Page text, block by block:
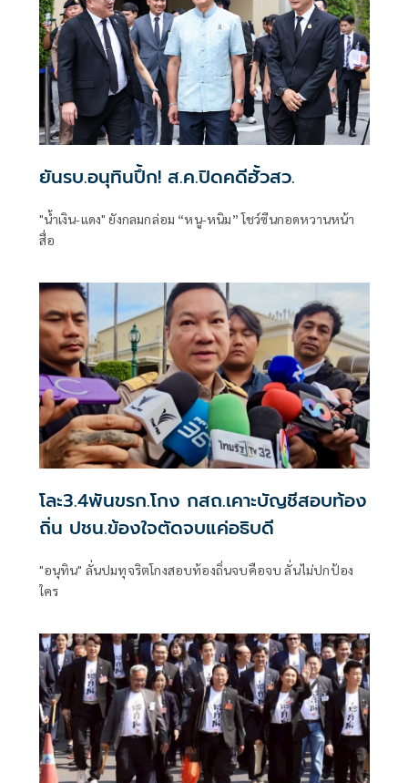
ยันรบ.อนุทินปึ้ก! ส.ค.ปิดคดีฮั้วสว.
"น้ำเงิน-แดง" ยังกลมกล่อม “หนู-หนิม” โชว์ซีนกอดหวานหน้า
สื่อ
โละ3.4พันขรก.โกง กสถ.เคาะบัญชีสอบท้อง
ถิ่น ปชน.ข้องใจตัดจบแค่อธิบดี
"อนุทิน" ลั่นปมทุจริตโกงสอบท้องถิ่นจบคือจบ ลั่นไม่ปกป้อง
ใคร